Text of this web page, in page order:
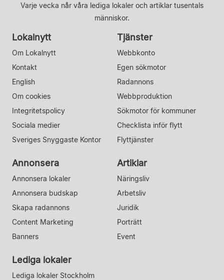
Varje vecka når våra lediga lokaler och artiklar tusentals
människor.
Lokalnytt
Om Lokalnytt
Kontakt
English
Om cookies
Integritetspolicy
Sociala medier
Sveriges Snyggaste Kontor
Tjänster
Webbkonto
Egen sökmotor
Radannons
Webbproduktion
Sökmotor för kommuner
Checklista inför flytt
Flyttjänster
Annonsera
Annonsera lokaler
Annonsera budskap
Skapa radannons
Content Marketing
Banners
Artiklar
Näringsliv
Arbetsliv
Juridik
Porträtt
Event
Lediga lokaler
Lediga lokaler Stockholm